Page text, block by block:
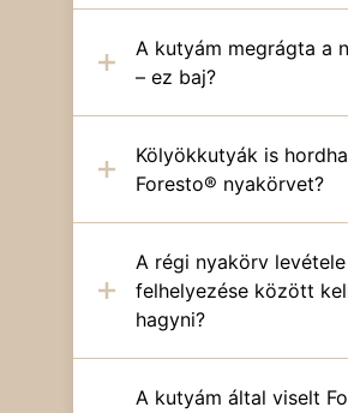
A kutyám megrágta a
– ez baj?
Kölyökkutyák is
Foresto® nyakörvet?
A régi nyakörv
felhelyezése között
hagyni?
A kutyám által viselt